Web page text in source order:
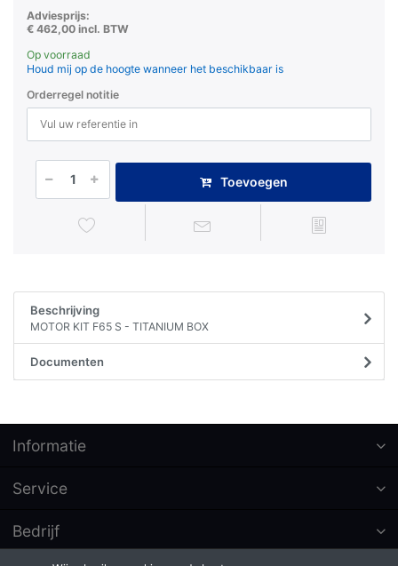
Adviesprijs:
€ 462,00 incl. BTW
Op voorraad
Houd mij op de hoogte wanneer het beschikbaar is
Orderregel notitie
Toevoegen
Beschrijving
MOTOR KIT F65 S - TITANIUM BOX
Documenten
Informatie
Service
Bedrijf